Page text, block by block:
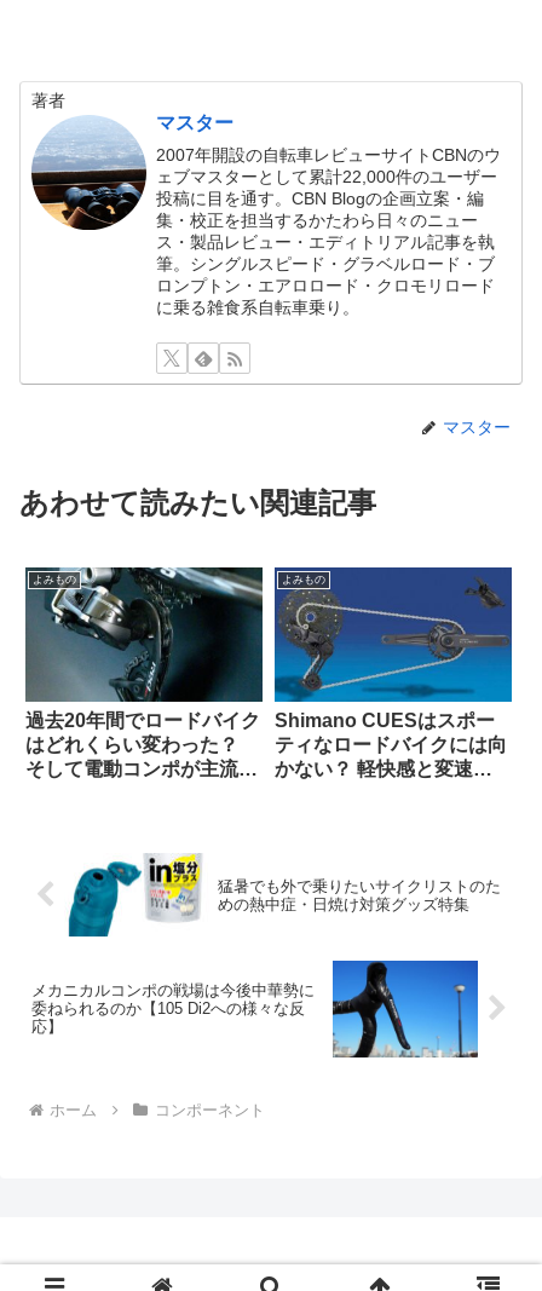
著者
マスター
2007年開設の自転車レビューサイトCBNのウ
ェブマスターとして累計22,000件のユーザー
投稿に目を通す。CBN Blogの企画立案・編
集・校正を担当するかたわら日々のニュー
ス・製品レビュー・エディトリアル記事を執
筆。シングルスピード・グラベルロード・ブ
ロンプトン・エアロロード・クロモリロード
に乗る雑食系自転車乗り。
マスター
あわせて読みたい関連記事
よみもの
過去20年間でロードバイク
はどれくらい変わった？
そして電動コンポが主流に
よみもの
Shimano CUESはスポー
ティなロードバイクには向
かない？ 軽快感と変速の
猛暑でも外で乗りたいサイクリストのた
めの熱中症・日焼け対策グッズ特集
メカニカルコンポの戦場は今後中華勢に
委ねられるのか【105 Di2への様々な反
応】
ホーム コンポーネント